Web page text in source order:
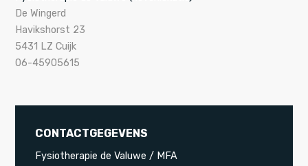
De Wingerd
Havikshorst 23
5431 LZ Cuijk
06-45905615
CONTACTGEGEVENS
Fysiotherapie de Valuwe / MFA